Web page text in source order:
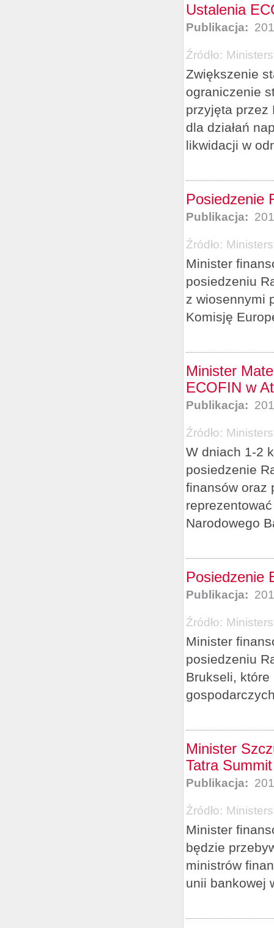
Ustalenia
Publikacja:
Źródło:
Zwiększenie
ograniczenie
przyjęta przez
dla działań
likwidacji w
Posiedzenie
Publikacja:
Źródło:
Minister
posiedzeniu
z wiosennymi
Komisję
Minister
ECOFIN w
Publikacja:
Źródło:
W dniach 1-2
posiedzenie
finansów oraz
Narodowego
Posiedzenie
Publikacja:
Źródło:
Minister
posiedzeniu
Brukseli,
Minister
Tatra Summit
Publikacja:
Źródło:
Minister
będzie
ministrów
unii bankowej